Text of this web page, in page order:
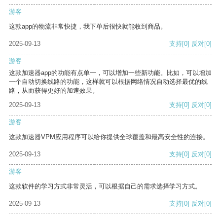
游客
这款app的物流非常快捷，我下单后很快就能收到商品。
2025-09-13 支持[0] 反对[0]
游客
这款加速器app的功能有点单一，可以增加一些新功能。比如，可以增加
一个自动切换线路的功能，这样就可以根据网络情况自动选择最优的线
路，从而获得更好的加速效果。
2025-09-13
支持[0] 反对[0]
游客
这款加速器VPM应用程序可以给你提供全球覆盖和最高安全性的连接。
2025-09-13 支持[0] 反对[0]
游客
这款软件的学习方式非常灵活，可以根据自己的需求选择学习方式。
2025-09-13 支持[0] 反对[0]